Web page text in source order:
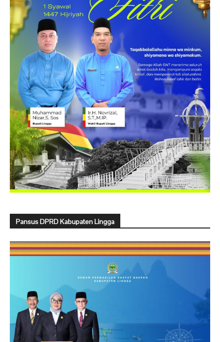
Pansus DPRD Kabupaten Lingga